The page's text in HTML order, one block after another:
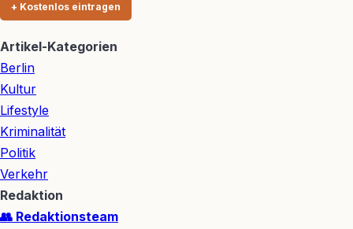
+ Kostenlos eintragen
Artikel-Kategorien
Berlin
Kultur
Lifestyle
Kriminalität
Politik
Verkehr
Redaktion
👥 Redaktionsteam